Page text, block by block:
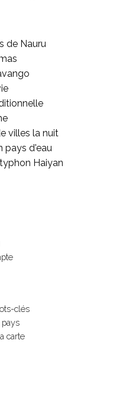
de Nauru
villes la nuit
pays d'eau
Haiyan
clés
pays
carte